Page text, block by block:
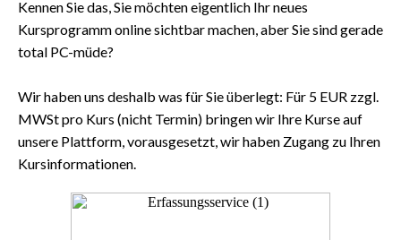
Kennen Sie das, Sie möchten eigentlich Ihr neues
Kursprogramm online sichtbar machen, aber Sie sind gerade
total PC-müde?⁠
⁠Wir haben uns deshalb was für Sie überlegt: Für 5 EUR zzgl.
MWSt pro Kurs (nicht Termin) bringen wir Ihre Kurse auf
unsere Plattform, vorausgesetzt, wir haben Zugang zu Ihren
Kursinformationen.